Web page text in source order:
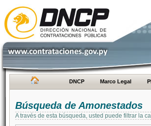
DNCP Marco Legal
Búsqueda de Amonestados
A través de esta búsqueda, usted puede filtrar la